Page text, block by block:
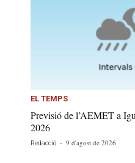
EL TEMPS
Previsió de l’AEMET a
2026
Redacció - 9 d'agost de 2026